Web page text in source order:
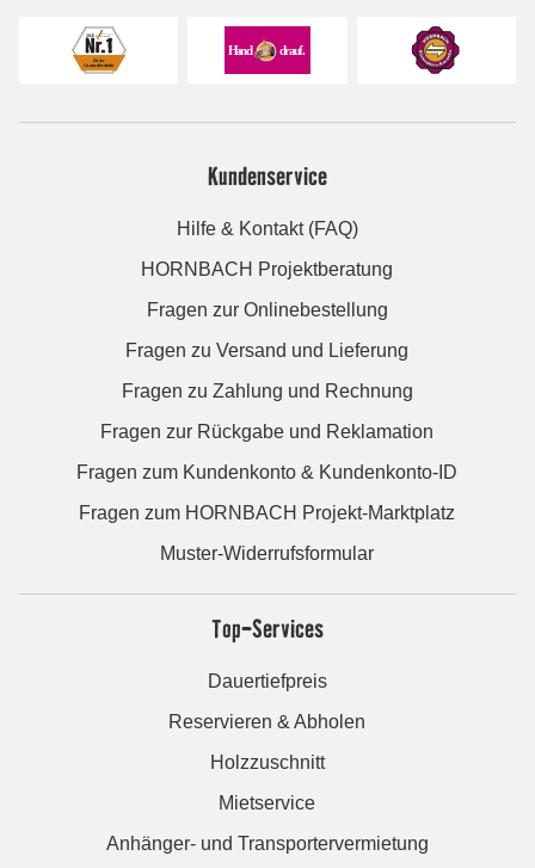
Kundenservice
Hilfe & Kontakt (FAQ)
HORNBACH Projektberatung
Fragen zur Onlinebestellung
Fragen zu Versand und Lieferung
Fragen zu Zahlung und Rechnung
Fragen zur Rückgabe und Reklamation
Fragen zum Kundenkonto & Kundenkonto-ID
Fragen zum HORNBACH Projekt-Marktplatz
Muster-Widerrufsformular
Top-Services
Dauertiefpreis
Reservieren & Abholen
Holzzuschnitt
Mietservice
Anhänger- und Transportervermietung